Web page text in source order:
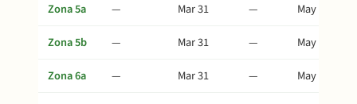
Zona 5a
— Mar 31 —
May 10
Zona 5b
— Mar 31 —
May 10
Zona 6a
— Mar 31 —
May 10